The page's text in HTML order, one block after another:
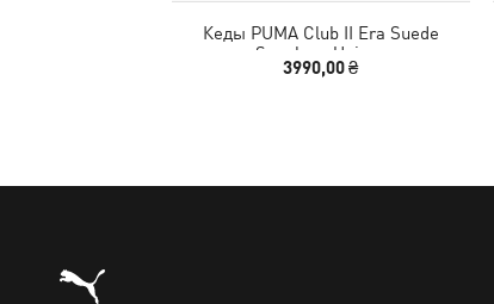
Кеды PUMA Club II Era Suede
Sneakers Unisex
3990,00 ₴